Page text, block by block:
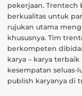
pekerjaan.
berkualitas untuk
rujukan utama
khususnya. Tim
berkompeten
karya – karya
kesempatan seluas-
publish karyanya di